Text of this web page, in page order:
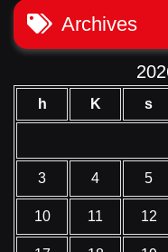
Archives
h K s
3 4 5
10 11 12